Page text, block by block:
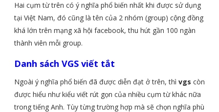
Hai cụm từ trên có ý nghĩa phổ biến nhất khi được sử dụng
tại Việt Nam, đó cũng là tên của 2 nhóm (group) cộng đồng
khá lớn trên mạng xã hội facebook, thu hút gần 100 ngàn
thành viên mỗi group.
Danh sách VGS viết tắt
Ngoài ý nghĩa phổ biến đã được diễn đạt ở trên, thì vgs còn
được hiểu như kiểu viết rút gọn của nhiều cụm từ khác nữa
trong tiếng Anh. Tùy từng trường hợp mà sẽ chọn nghĩa phù